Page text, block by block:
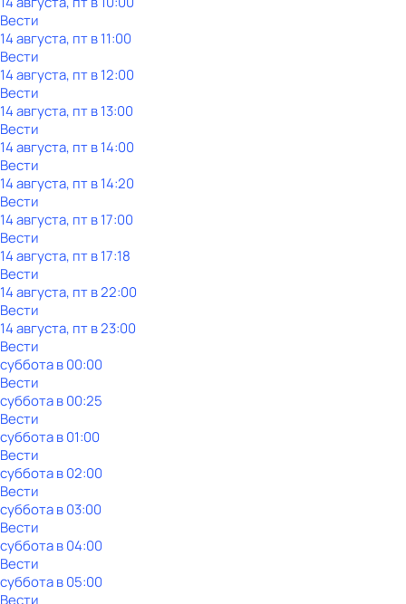
Вести
14 августа, пт в 11:00
Вести
14 августа, пт в 12:00
Вести
14 августа, пт в 13:00
Вести
14 августа, пт в 14:00
Вести
14 августа, пт в 14:20
Вести
14 августа, пт в 17:00
Вести
14 августа, пт в 17:18
Вести
14 августа, пт в 22:00
Вести
14 августа, пт в 23:00
Вести
субботав00:00
Вести
субботав00:25
Вести
субботав01:00
Вести
субботав02:00
Вести
субботав03:00
Вести
субботав04:00
Вести
субботав05:00
Вести